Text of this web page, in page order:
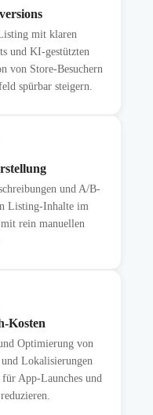
mit klaren
und KI-gestützten
von Store-Besuchern
spürbar steigern.
und A/B-
Listing-Inhalte im
rein manuellen
Kosten
Optimierung von
Lokalisierungen
App-Launches und